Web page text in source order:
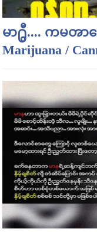
မာ႐ွီ.... ကမၻာ
Marijuana /